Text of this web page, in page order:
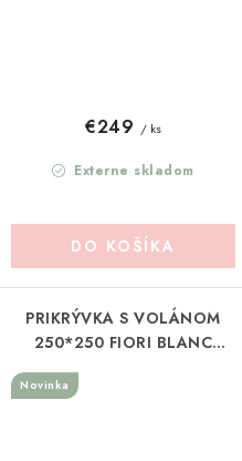
Externe skladom
€249 / ks
DO KOŠÍKA
PRIKRÝVKA S VOLÁNOM
250*250 FIORI BLANC
Novinka